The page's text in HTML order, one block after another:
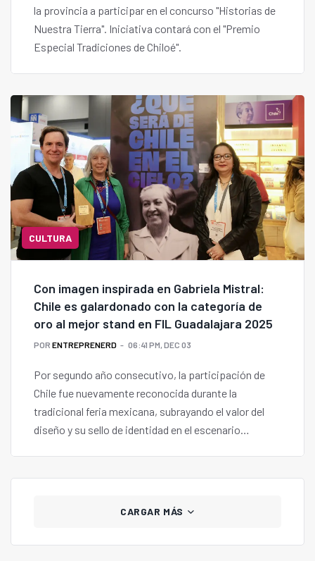
la provincia a participar en el concurso "Historias de
Nuestra Tierra". Iniciativa contará con el "Premio
Especial Tradiciones de Chiloé".
CULTURA
Con imagen inspirada en Gabriela Mistral:
Chile es galardonado con la categoría de
oro al mejor stand en FIL Guadalajara 2025
POR ENTREPRENERD 06:41 PM, DEC 03
Por segundo año consecutivo, la participación de
Chile fue nuevamente reconocida durante la
tradicional feria mexicana, subrayando el valor del
diseño y su sello de identidad en el escenario
CARGAR MÁS